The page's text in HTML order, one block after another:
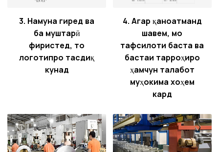
3. Намуна гиред ва
ба муштарӣ
фиристед, то
логотипро тасдиқ
кунад
4. Агар қаноатманд
шавем, мо
тафсилоти баста ва
бастаи тарроҳиро
ҳамчун талабот
муҳокима хоҳем
кард